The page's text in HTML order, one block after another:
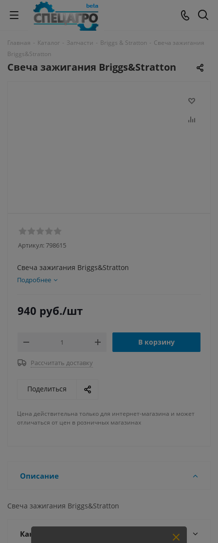
Главная - Каталог - Запчасти - Briggs & Stratton - Свеча зажигания
Briggs&Stratton
Свеча зажигания Briggs&Stratton
Артикул:798615
Свеча зажигания Briggs&Stratton
Подробнее
940 руб./шт
В корзину
Рассчитать доставку
Поделиться
Цена действительна только для интернет-магазина и может
отличаться от цен в розничных магазинах
Описание
Свеча зажигания Briggs&Stratton
Как купить